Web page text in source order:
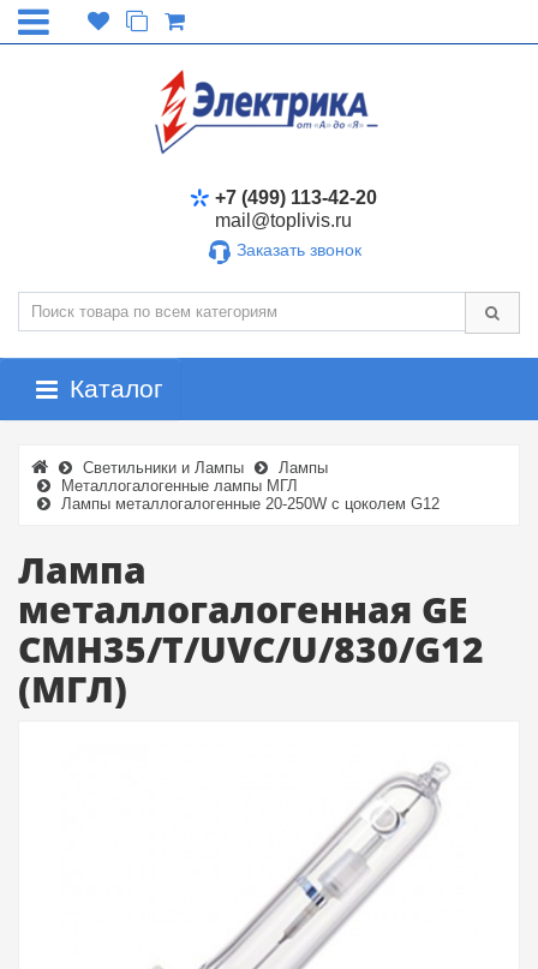
+7 (499) 113-42-20
mail@toplivis.ru
Заказать звонок
Каталог
Светильники и Лампы
Лампы
Металлогалогенные лампы МГЛ
Лампы металлогалогенные 20-250W с цоколем G12
Лампа
металлогалогенная GE
CMH35/T/UVC/U/830/G12
(МГЛ)